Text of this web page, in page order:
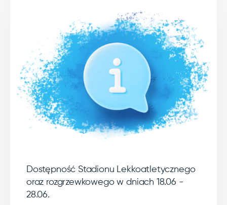
Dostępność Stadionu Lekkoatletycznego
oraz rozgrzewkowego w dniach 18.06 -
28.06.